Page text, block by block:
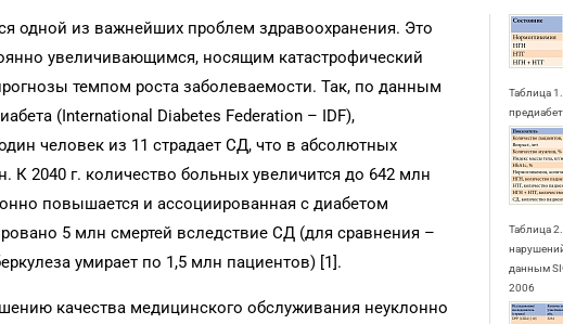
Таблица
Таблица
данным
2006
одной из важнейших проблем здравоохранения. Это
увеличивающимся, носящим катастрофический
темпом роста заболеваемости. Так, по данным
(International Diabetes Federation – IDF),
человек из 11 страдает СД, что в абсолютных
К 2040 г. количество больных увеличится до 642 млн
повышается и ассоциированная с диабетом
5 млн смертей вследствие СД (для сравнения –
умирает по 1,5 млн пациентов) [1].
качества медицинского обслуживания неуклонно